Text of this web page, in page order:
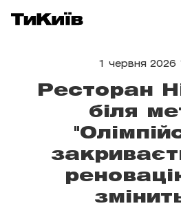
1 червня 2026
Ресторан
біля